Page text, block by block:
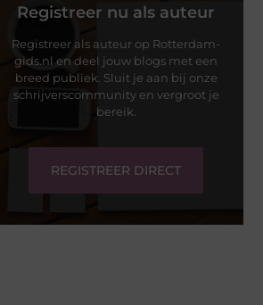
Registreer nu als auteur
Registreer als auteur op Rotterdam-
gids.nl en deel jouw blogs met een
breed publiek. Sluit je aan bij onze
schrijverscommunity en vergroot je
bereik.
REGISTREER DIRECT